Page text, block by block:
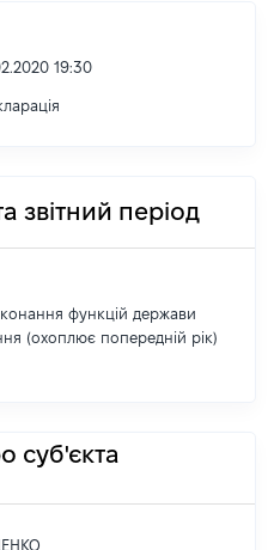
19:30
звітний період
функцій держави
(охоплює попередній рік)
суб'єкта